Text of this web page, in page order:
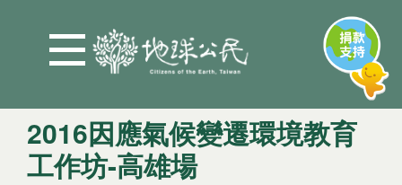
2016因應氣候變遷環境教育
工作坊-高雄場